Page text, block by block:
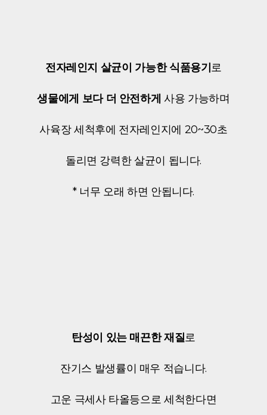
전자레인지 살균이 가능한 식품용기로
생물에게 보다 더 안전하게 사용 가능하며
사육장 세척후에 전자레인지에 20~30초
돌리면 강력한 살균이 됩니다.
* 너무 오래 하면 안됩니다.
탄성이 있는 매끈한 재질로
잔기스 발생률이 매우 적습니다.
고운 극세사 타올등으로 세척한다면